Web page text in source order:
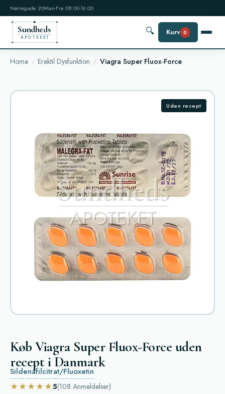
Nørregade 20Man-Fre 08:00-16:00
Sundheds
APOTEKET
🔍 Kurv 0
Home Erektil Dysfunktion Viagra Super Fluox-Force
Uden recept
Køb Viagra Super Fluox-Force uden
recept i Danmark
Sildenafilcitrat/Fluoxetin
★★★★★5(108 Anmeldelser)